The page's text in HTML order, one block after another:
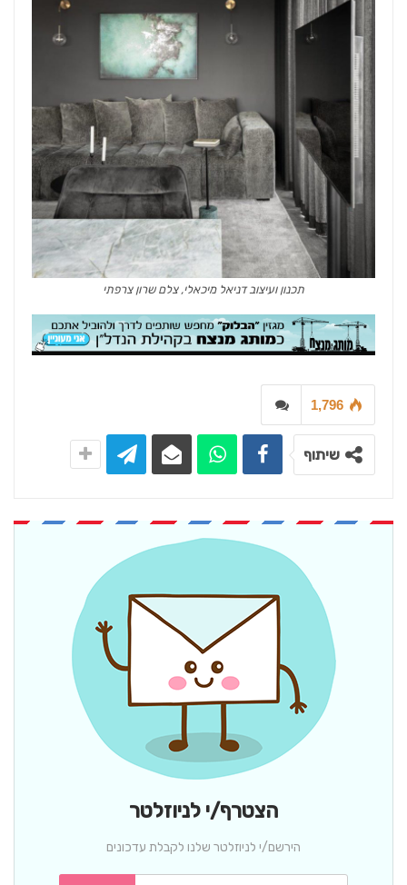
תכנון ועיצוב דניאל מיכאלי, צלם שרון צרפתי
1,796
שיתוף
הצטרף/י לניוזלטר
הירשם/י לניוזלטר שלנו לקבלת עדכונים